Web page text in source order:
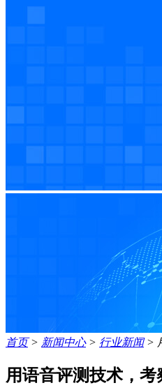
首页> 新闻中心> 行业新闻>
用语音评测技术，